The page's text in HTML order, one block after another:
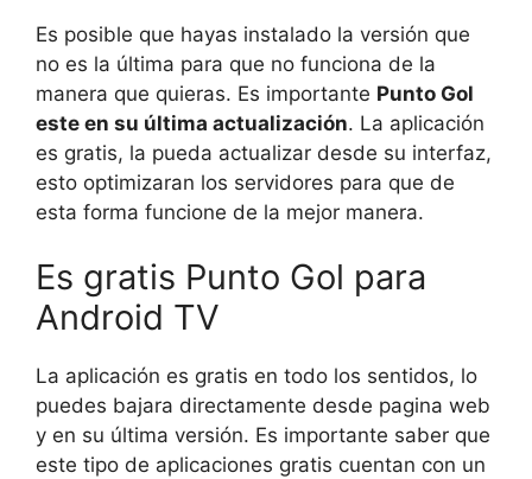
Es posible que hayas instalado la versión que
no es la última para que no funciona de la
manera que quieras. Es importante Punto Gol
este en su última actualización. La aplicación
es gratis, la pueda actualizar desde su interfaz,
esto optimizaran los servidores para que de
esta forma funcione de la mejor manera.
Es gratis Punto Gol para
Android TV
La aplicación es gratis en todo los sentidos, lo
puedes bajara directamente desde pagina web
y en su última versión. Es importante saber que
este tipo de aplicaciones gratis cuentan con un